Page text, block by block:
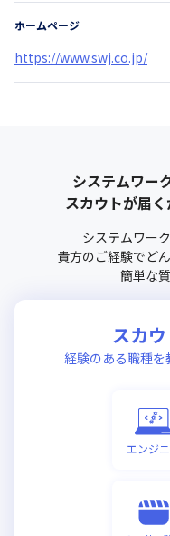
ホームページ
https://www.swj.co.jp/
システムワー
スカウトが届
システムワー
貴方のご経験でど
簡単な
スカウ
経験のある職種を
エンジ